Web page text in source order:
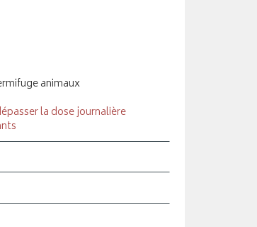
animaux
la dose journalière